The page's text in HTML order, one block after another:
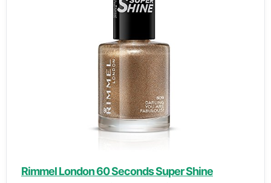
Rimmel London 60 Seconds Super Shine